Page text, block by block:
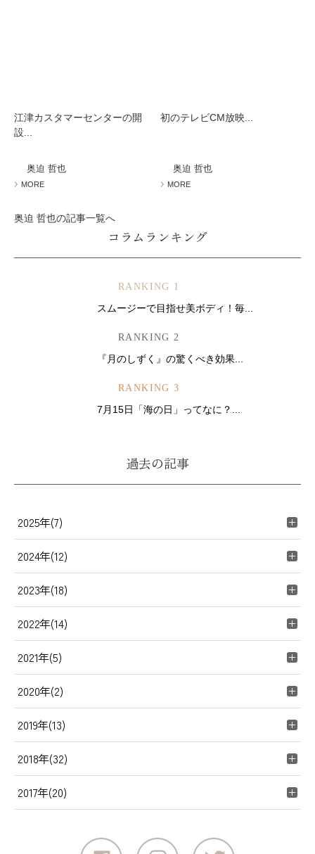
江津カスタマーセンターの開
設...
奥迫 哲也
MORE
初のテレビCM放映...
奥迫 哲也
MORE
奥迫 哲也の記事一覧へ
コラムランキング
RANKING 1
スムージーで目指せ美ボディ！毎...
RANKING 2
『月のしずく』の驚くべき効果...
RANKING 3
7月15日「海の日」ってなに？...
過去の記事
2025年(7)
2024年(12)
2023年(18)
2022年(14)
2021年(5)
2020年(2)
2019年(13)
2018年(32)
2017年(20)